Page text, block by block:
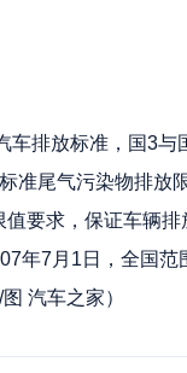
排放标准，国3与
准尾气污染物排放
要求，保证车辆
年7月1日，全国
汽车之家）